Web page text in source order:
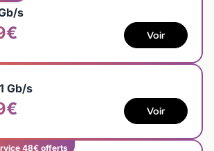
s
Voir
Gb/s
Voir
48€ offerts